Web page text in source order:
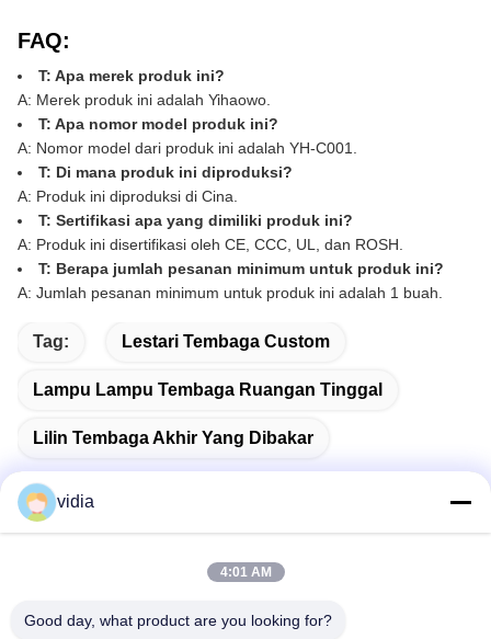
FAQ:
T: Apa merek produk ini?
A: Merek produk ini adalah Yihaowo.
T: Apa nomor model produk ini?
A: Nomor model dari produk ini adalah YH-C001.
T: Di mana produk ini diproduksi?
A: Produk ini diproduksi di Cina.
T: Sertifikasi apa yang dimiliki produk ini?
A: Produk ini disertifikasi oleh CE, CCC, UL, dan ROSH.
T: Berapa jumlah pesanan minimum untuk produk ini?
A: Jumlah pesanan minimum untuk produk ini adalah 1 buah.
Tag: Lestari Tembaga Custom
Lampu Lampu Tembaga Ruangan Tinggal
Lilin Tembaga Akhir Yang Dibakar
Alamat
vidia
4:01 AM
Good day, what product are you looking for?